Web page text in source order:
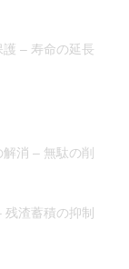
– 寿命の延長
消 – 無駄の削
渣蓄積の抑制